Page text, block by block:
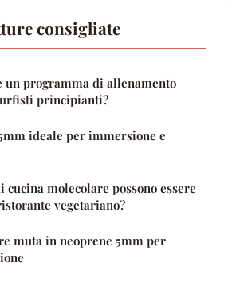
consigliate
un programma di allenamento
principianti?
ideale per immersione e
cucina molecolare possono essere
vegetariano?
muta in neoprene 5mm per